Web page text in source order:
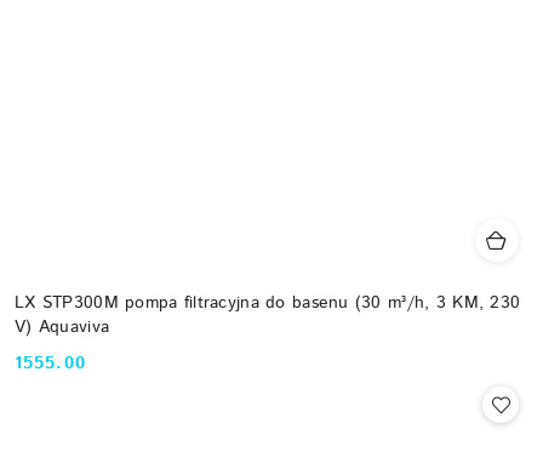
LX STP300M pompa filtracyjna do basenu (30 m³/h, 3 KM, 230
V) Aquaviva
Cena:
1555.00